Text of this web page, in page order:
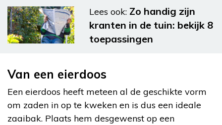
Lees ook: Zo handig zijn
kranten in de tuin: bekijk 8
toepassingen
Van een eierdoos
Een eierdoos heeft meteen al de geschikte vorm
om zaden in op te kweken en is dus een ideale
zaaibak. Plaats hem desgewenst op een